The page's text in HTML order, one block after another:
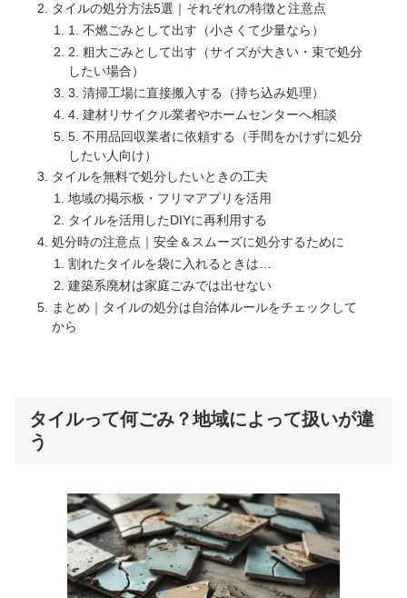
タイルの処分方法5選｜それぞれの特徴と注意点
1. 不燃ごみとして出す（小さくて少量なら）
2. 粗大ごみとして出す（サイズが大きい・束で処分
したい場合）
3. 清掃工場に直接搬入する（持ち込み処理）
4. 建材リサイクル業者やホームセンターへ相談
5. 不用品回収業者に依頼する（手間をかけずに処分
したい人向け）
タイルを無料で処分したいときの工夫
地域の掲示板・フリマアプリを活用
タイルを活用したDIYに再利用する
処分時の注意点｜安全＆スムーズに処分するために
割れたタイルを袋に入れるときは…
建築系廃材は家庭ごみでは出せない
まとめ｜タイルの処分は自治体ルールをチェックして
から
タイルって何ごみ？地域によって扱いが違
う